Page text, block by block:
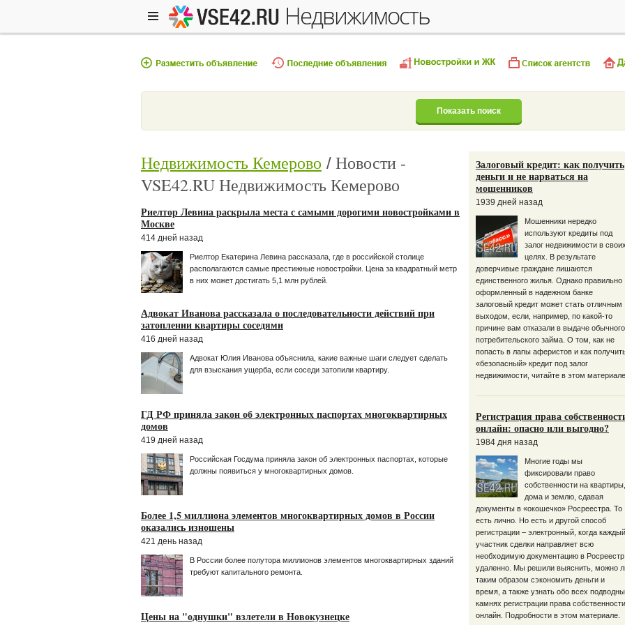
недвижимость
Показать поиск
Недвижимость Кемерово
Новости -
VSE42.RU Недвижимость Кемерово
Риелтор Левина раскрыла места с самыми дорогими новостройками в
Москве
414 дней назад
Риелтор Екатерина Левина рассказала, где в российской столице
располагаются самые престижные новостройки. Цена за квадратный метр
в них может достигать 5,1 млн рублей.
Адвокат Иванова рассказала о последовательности действий при
затоплении квартиры соседями
416 дней назад
Адвокат Юлия Иванова объяснила, какие важные шаги следует сделать
для взыскания ущерба, если соседи затопили квартиру.
ГД РФ приняла закон об электронных паспортах многоквартирных
домов
419 дней назад
Российская Госдума приняла закон об электронных паспортах, которые
должны появиться у многоквартирных домов.
Более 1,5 миллиона элементов многоквартирных домов в России
оказались изношены
421 день назад
В России более полутора миллионов элементов многоквартирных зданий
требуют капитального ремонта.
Цены на "однушки" взлетели в Новокузнецке
Залоговый кредит: как получить
деньги и не нарваться на
мошенников
1939 дней назад
Мошенники нередко
используют кредиты под
залог недвижимости в своих
целях. В результате
доверчивые граждане лишаются
единственного жилья. Однако правильно
оформленный в надежном банке
залоговый кредит может стать отличным
выходом, если, например, по какой-то
причине вам отказали в выдаче обычного
потребительского займа. О том, как не
попасть в лапы аферистов и как
«безопасный» кредит под залог
недвижимости, читайте в этом материале.
Регистрация права
онлайн: опасно или выгодно?
1984 дня назад
Многие годы мы
фиксировали право
собственности на квартиры,
дома и землю, сдавая
документы в «окошечко» Росреестра. То
есть лично. Но есть и другой способ
регистрации – электронный, когда каждый
участник сделки направляет всю
необходимую документацию в Росреестр
удаленно. Мы решили выяснить, можно
таким образом сэкономить деньги и
время, а также узнать обо всех
камнях регистрации права собственности
онлайн. Подробности в этом материале.